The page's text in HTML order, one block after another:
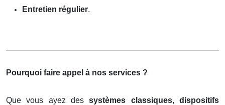
Entretien régulier.
Pourquoi faire appel à nos services ?
Que vous ayez dessystèmes classiques,dispositifs